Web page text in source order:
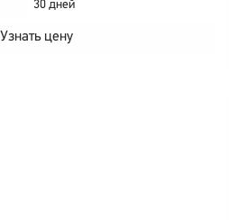
30 дней
Узнать цену